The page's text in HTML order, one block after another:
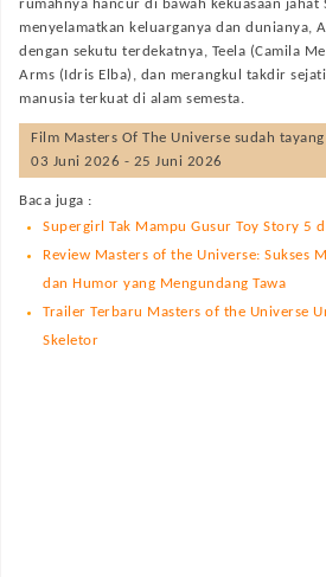
rumahnya hancur di bawah kekuasaan jahat
menyelamatkan keluarganya dan dunianya,
dengan sekutu terdekatnya, Teela (Camila
Arms (Idris Elba), dan merangkul takdir
manusia terkuat di alam semesta.
Film Masters Of The Universe sudah
03 Juni 2026 - 25 Juni 2026
Baca juga :
Supergirl Tak Mampu Gusur Toy Story 5
Review Masters of the Universe: Sukses
dan Humor yang Mengundang Tawa
Trailer Terbaru Masters of the Universe
Skeletor